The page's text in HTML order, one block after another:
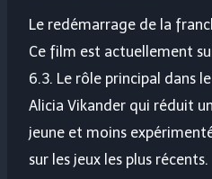
Le redémarrage de la
Ce film est actuellement
6.3. Le rôle principal dans
Alicia Vikander qui réduit
jeune et moins
sur les jeux les plus récents.